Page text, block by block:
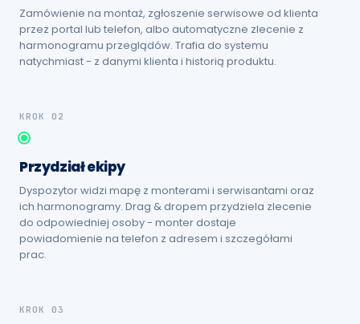
Zamówienie na montaż, zgłoszenie serwisowe od klienta
przez portal lub telefon, albo automatyczne zlecenie z
harmonogramu przeglądów. Trafia do systemu
natychmiast - z danymi klienta i historią produktu.
KROK 02
Przydział ekipy
Dyspozytor widzi mapę z monterami i serwisantami oraz
ich harmonogramy. Drag & dropem przydziela zlecenie
do odpowiedniej osoby - monter dostaje
powiadomienie na telefon z adresem i szczegółami
prac.
KROK 03